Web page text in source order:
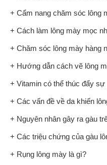
+ Cẩm nang chăm sóc lông
+ Cách làm lông mày mọc
+ Chăm sóc lông mày hàng
+ Hướng dẫn cách vẽ lông
+ Vitamin có thể thúc đẩy
+ Các vấn đề về da khiến
+ Nguyên nhân gây ra gàu
+ Các triệu chứng của gàu
+ Rụng lông mày là gì?